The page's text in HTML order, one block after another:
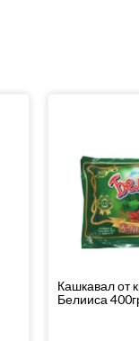
Кашкавал от
Белииса